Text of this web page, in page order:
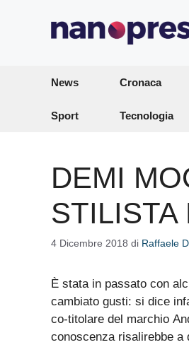
News Cronaca
Sport Tecnologia
DEMI
STILISTA
4 Dicembre 2018 di Raffaele
È stata in passato con
cambiato gusti: si dice
co-titolare del marchio
conoscenza risalirebbe a